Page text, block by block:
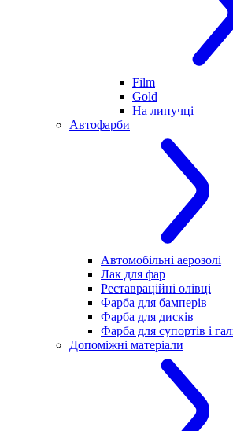
Film
Gold
На липучці
Автофарби
Автомобільні аерозолі
Лак для фар
Реставраційні олівці
Фарба для бамперів
Фарба для дисків
Фарба для супортів і
Допоміжні матеріали